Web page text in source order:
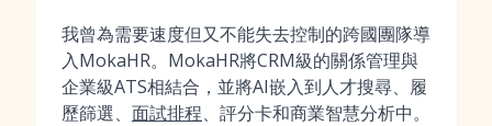
我曾為需要速度但又不能失去控制的跨國團隊導
入MokaHR。MokaHR將CRM級的關係管理與
企業級ATS相結合，並將AI嵌入到人才搜尋、履
歷篩選、 面試排程、評分卡和商業智慧分析中。